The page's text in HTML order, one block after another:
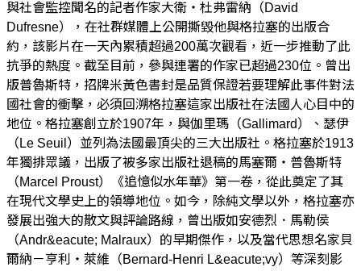
與社會監控聞名的記者作家大衛・杜弗雷納（David
Dufresne），在社群媒體上公開撕毀他與格拉塞的出版合
約，該影片在一天內累積超過200萬次觀看，近一步推動了此
抗爭的熱度。截至目前，參與連署的作家已超過230位。曾出
版普魯斯特，招牌米黃色書封是品質保證若要理解此事件對法
國社會的衝擊，必須回溯格拉塞這家出版社在法國人心目中的
地位。格拉塞創立於1907年，與伽里瑪（Gallimard）、瑟伊
（Le Seuil）並列為法國最頂尖的三大出版社。格拉塞於1913
年獨排眾議，出版了被多家出版社退稿的馬塞爾・普魯斯特
（Marcel Proust）《追憶似水年華》第一卷，從此奠定了其
在現代文學史上的領導地位。如今，除純文學以外，格拉塞亦
發展出強大的散文與評論路線，曾出版如安德烈．馬勒侯
（Andr&eacute; Malraux）的早期傑作，以及當代思想名家貝
爾納－亨利・萊維（Bernard-Henri L&eacute;vy）等深刻影